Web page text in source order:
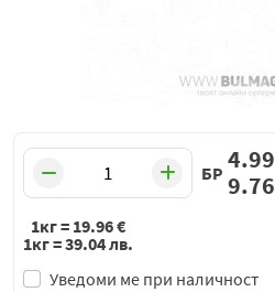
БР
Уведоми ме при наличност
4.99
9.76
1кг = 19.96€
1кг =39.04лв.